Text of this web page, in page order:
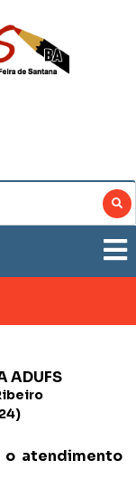
ADUFS
o atendimento